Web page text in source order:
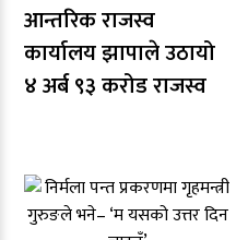
आन्तरिक राजस्व
कार्यालय झापाले उठायो
४ अर्ब ९३ करोड राजस्व